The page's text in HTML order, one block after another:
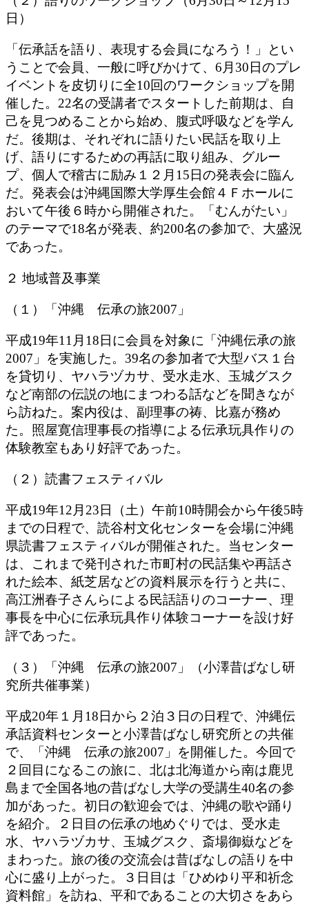
日）
「伝承話を語り、表現する会員になろう！」とい
うことで会員、一般に呼びかけて、6月30日のプレ
イベントを皮切りに全10回のワークショップを開
催した。22名の受講者でスタートした前期は、自
己を見つめることから始め、腹式呼吸などを学ん
だ。後期は、それぞれに語りたい民話を取り上
げ、語りにするための再話に取り組み、グルー
プ、個人で稽古に励み１２月15日の発表会に臨ん
だ。発表会は沖縄国際大学厚生会館４Ｆホールに
おいて午後６時から開催された。「むんがたい」
のテーマで18名が発表、約200名の参加で、大盛況
であった。
２ 地域普及事業
（１）「沖縄 伝承の旅2007」
平成19年11月18日に会員を対象に「沖縄伝承の旅
2007」を実施した。39名の参加者で大型バス１台
を貸切り、ヤハラヅカサ、受水走水、玉城グスク
など南部の伝説の地にまつわる話などを聞きなが
ら訪ねた。案内役は、副理事の祷、比嘉が務め
た。照屋寛信理事長の指導による伝承玩具作りの
体験教室もあり好評であった。
（２）読書フェスティバル
平成19年12月23日（土）午前10時開会から午後5時
までの日程で、読谷村文化センターを会場に沖縄
県読書フェスティバルが開催された。当センター
は、これまで発刊された市町村の民話集や再話さ
れた絵本、紙芝居などの資料展示を行うと共に、
高江洲春子さんらによる民話語りのコーナー、理
事長を中心に伝承玩具作り体験コーナーを設け好
評であった。
（３）「沖縄 伝承の旅2007」（小澤昔ばなし研
究所共催事業）
平成20年１月18日から２泊３日の日程で、沖縄伝
承話資料センターと小澤昔ばなし研究所との共催
で、「沖縄 伝承の旅2007」を開催した。今回で
２回目になるこの旅に、北は北海道から南は鹿児
島まで全国各地の昔ばなし大学の受講生40名の参
加があった。初日の歓迎会では、沖縄の歌や踊り
を紹介。２日目の伝承の地めぐりでは、受水走
水、ヤハラヅカサ、玉城グスク、斎場御嶽などを
まわった。旅の後の交流会は昔ばなしの語りを中
心に盛り上がった。３日目は「ひめゆり平和祈念
資料館」を訪ね、平和であることの大切さをあら